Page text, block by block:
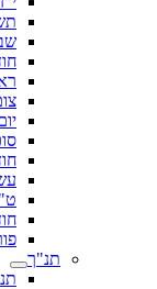
תנ"ך